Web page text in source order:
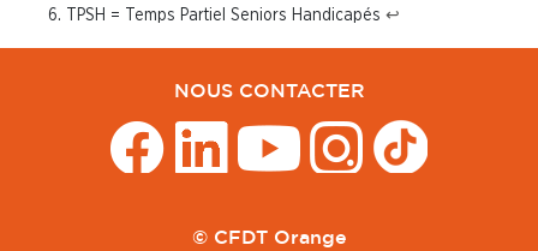
TPSH = Temps Partiel Seniors Handicapés ↩︎
NOUS CONTACTER
© CFDT Orange